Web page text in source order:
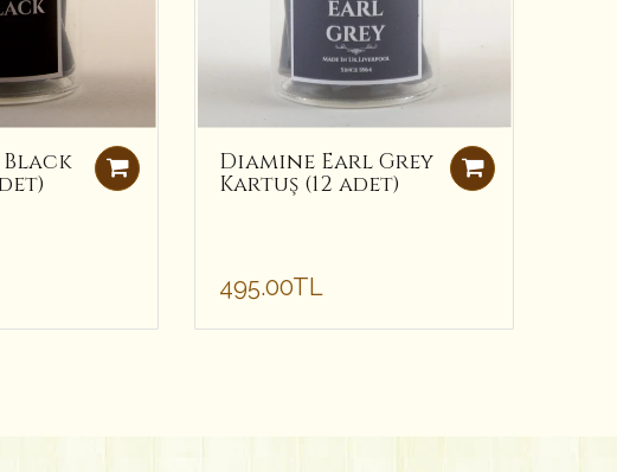
Black Diamine Earl Grey
Kartuş (12 adet)
495.00TL